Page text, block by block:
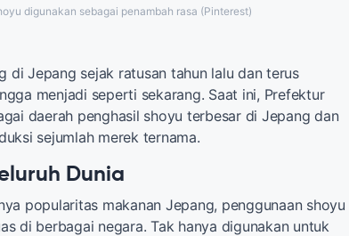
digunakan sebagai penambah rasa (Pinterest)
di Jepang sejak ratusan tahun lalu dan terus
menjadi seperti sekarang. Saat ini, Prefektur
daerah penghasil shoyu terbesar di Jepang dan
sejumlah merek ternama.
Dunia
popularitas makanan Jepang, penggunaan shoyu
di berbagai negara. Tak hanya digunakan untuk